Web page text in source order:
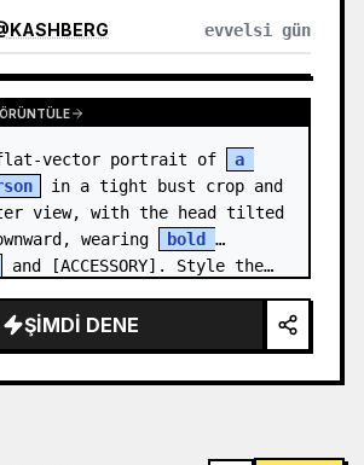
KASHBERG evvelsi gün
vector portrait of
a
in a tight bust crop and
view, with the head tilted
wearing
bold
and [ACCESSORY]. Style the…
ŞIMDI DENE